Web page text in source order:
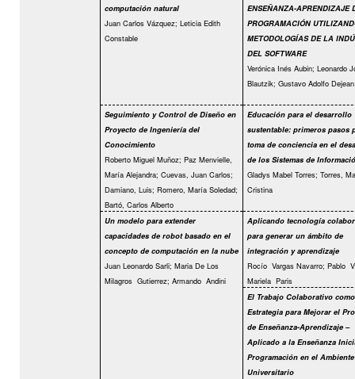
computación natural
Juan Carlos Vázquez; Leticia Edith
Constable
ENSEÑANZA-APRENDIZAJE
PROGRAMACIÓN
METODOLOGÍAS DE LA
DEL SOFTWARE
Verónica Inés Aubin; Leonardo
Blautzik; Gustavo Adolfo Dejean
Seguimiento y Control de Diseño en
Proyecto de Ingeniería del
Conocimiento
Roberto Miguel Muñoz; Paz Menvielle,
María Alejandra; Cuevas, Juan Carlos;
Damiano, Luis; Romero, María Soledad;
Bartó, Carlos Alberto
Educación para el desarrollo
sustentable: primeros pasos
toma de conciencia en el
de los Sistemas de
Gladys Mabel Torres; Torres,
Cristina
Un modelo para extender
capacidades de robot basado en el
concepto de computación en la nube
Juan Leonardo Sarli; Maria De Los
Milagros Gutierrez; Armando Andini
Aplicando tecnología
para generar un ámbito de
integración y aprendizaje
Rocío Vargas Navarro; Pablo
Mariela Paris
El Trabajo Colaborativo como
Estrategia para Mejorar el
de Enseñanza-Aprendizaje –
Aplicado a la Enseñanza
Programación en el Ambiente
Universitario